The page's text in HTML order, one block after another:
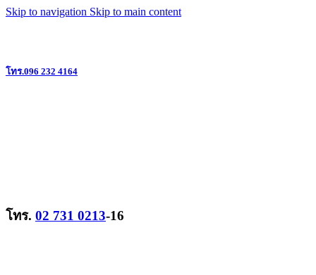
Skip to navigation Skip to main content
โทร.096 232 4164
โทร. 02 731 0213-16